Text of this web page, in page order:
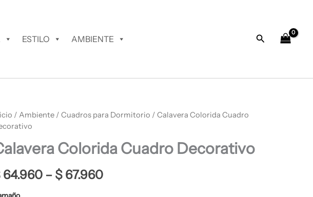
ESTILO AMBIENTE Buscar
/ Ambiente / Cuadros para Dormitorio / Calavera Colorida Cuadro
Colorida Cuadro Decorativo
64.960 – $ 67.960
Rango
precios:
desde